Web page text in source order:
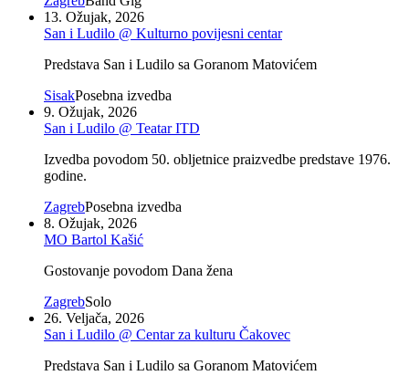
13. Ožujak, 2026
San i Ludilo @ Kulturno povijesni centar
Predstava San i Ludilo sa Goranom Matovićem
SisakPosebna izvedba
9. Ožujak, 2026
San i Ludilo @ Teatar ITD
Izvedba povodom 50. obljetnice praizvedbe predstave 1976.
godine.
ZagrebPosebna izvedba
8. Ožujak, 2026
MO Bartol Kašić
Gostovanje povodom Dana žena
ZagrebSolo
26. Veljača, 2026
San i Ludilo @ Centar za kulturu Čakovec
Predstava San i Ludilo sa Goranom Matovićem